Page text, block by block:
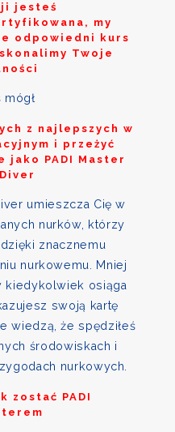
jesteś
my
odpowiedni kurs
Twoje
mógł
z najlepszych w
i przeżyć
jako PADI Master
umieszcza Cię w
nurków, którzy
znacznemu
nurkowemu. Mniej
kiedykolwiek osiąga
swoją kartę
wiedzą, że spędziłeś
środowiskach i
nurkowych.
zostać PADI